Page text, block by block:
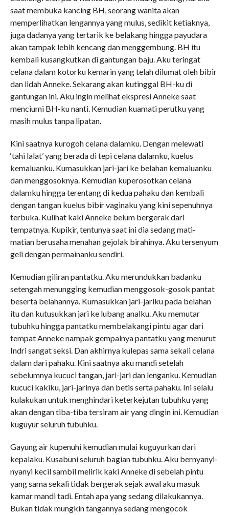
saat membuka kancing BH, seorang wanita akan
memperlihatkan lengannya yang mulus, sedikit ketiaknya,
juga dadanya yang tertarik ke belakang hingga payudara
akan tampak lebih kencang dan menggembung. BH itu
kembali kusangkutkan di gantungan baju. Aku teringat
celana dalam kotorku kemarin yang telah dilumat oleh bibir
dan lidah Anneke. Sekarang akan kutinggal BH-ku di
gantungan ini. Aku ingin melihat ekspresi Anneke saat
menciumi BH-ku nanti. Kemudian kuamati perutku yang
masih mulus tanpa lipatan.
Kini saatnya kurogoh celana dalamku. Dengan melewati
‘tahi lalat’ yang berada di tepi celana dalamku, kuelus
kemaluanku. Kumasukkan jari-jari ke belahan kemaluanku
dan menggosoknya. Kemudian kuperosotkan celana
dalamku hingga terentang di kedua pahaku dan kembali
dengan tangan kuelus bibir vaginaku yang kini sepenuhnya
terbuka. Kulihat kaki Anneke belum bergerak dari
tempatnya. Kupikir, tentunya saat ini dia sedang mati-
matian berusaha menahan gejolak birahinya. Aku tersenyum
geli dengan permainanku sendiri.
Kemudian giliran pantatku. Aku merundukkan badanku
setengah menungging kemudian menggosok-gosok pantat
beserta belahannya. Kumasukkan jari-jariku pada belahan
itu dan kutusukkan jari ke lubang analku. Aku memutar
tubuhku hingga pantatku membelakangi pintu agar dari
tempat Anneke nampak gempalnya pantatku yang menurut
Indri sangat seksi. Dan akhirnya kulepas sama sekali celana
dalam dari pahaku. Kini saatnya aku mandi setelah
sebelumnya kucuci tangan, jari-jari dan lenganku. Kemudian
kucuci kakiku, jari-jarinya dan betis serta pahaku. Ini selalu
kulakukan untuk menghindari keterkejutan tubuhku yang
akan dengan tiba-tiba tersiram air yang dingin ini. Kemudian
kuguyur seluruh tubuhku.
Gayung air kupenuhi kemudian mulai kuguyurkan dari
kepalaku. Kusabuni seluruh bagian tubuhku. Aku bernyanyi-
nyanyi kecil sambil melirik kaki Anneke di sebelah pintu
yang sama sekali tidak bergerak sejak awal aku masuk
kamar mandi tadi. Entah apa yang sedang dilakukannya.
Bukan tidak mungkin tangannya sedang mengocok